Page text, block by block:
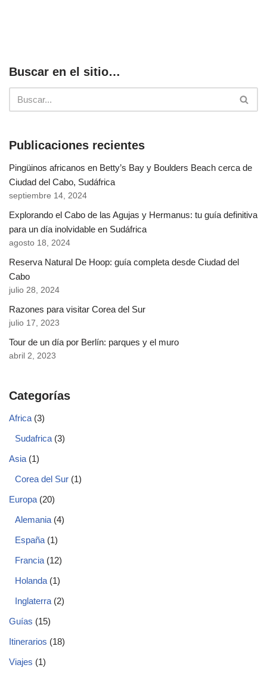
Buscar en el sitio…
Publicaciones recientes
Pingüinos africanos en Betty’s Bay y Boulders Beach cerca de
Ciudad del Cabo, Sudáfrica
septiembre 14, 2024
Explorando el Cabo de las Agujas y Hermanus: tu guía definitiva
para un día inolvidable en Sudáfrica
agosto 18, 2024
Reserva Natural De Hoop: guía completa desde Ciudad del
Cabo
julio 28, 2024
Razones para visitar Corea del Sur
julio 17, 2023
Tour de un día por Berlín: parques y el muro
abril 2, 2023
Categorías
Africa (3)
Sudafrica (3)
Asia (1)
Corea del Sur (1)
Europa (20)
Alemania (4)
España (1)
Francia (12)
Holanda (1)
Inglaterra (2)
Guías (15)
Itinerarios (18)
Viajes (1)